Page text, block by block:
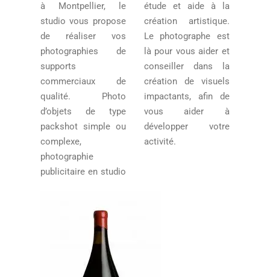
à Montpellier, le
studio vous propose
de réaliser vos
photographies de
supports
commerciaux de
qualité. Photo
d’objets de type
packshot simple ou
complexe,
photographie
publicitaire en studio
étude et aide à la
création artistique.
Le photographe est
là pour vous aider et
conseiller dans la
création de visuels
impactants, afin de
vous aider à
développer votre
activité.